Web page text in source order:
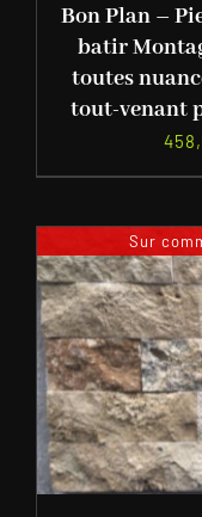
Bon Plan –
batir
toutes
tout-venant
Sur